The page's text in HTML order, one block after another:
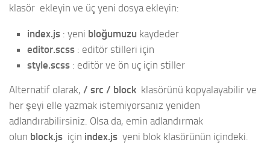
klasör ekleyin ve üç yeni dosya ekleyin:
index.js : yeni bloğumuzu kaydeder
editor.scss : editör stilleri için
style.scss : editör ve ön uç için stiller
Alternatif olarak, / src / block klasörünü kopyalayabilir ve
her şeyi elle yazmak istemiyorsanız yeniden
adlandırabilirsiniz. Olsa da, emin adlandırmak
olun block.js için index.js yeni blok klasörünün içindeki.